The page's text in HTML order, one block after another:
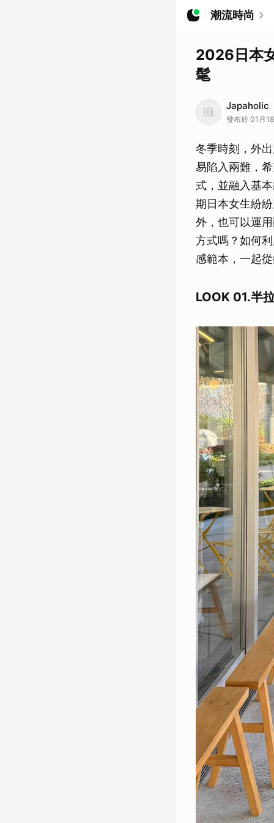
潮流時尚
2026日本
髦
Japaholic
發布於 01月
冬季時刻，外
易陷入兩難，
式，並融入基
期日本女生紛
外，也可以運
方式嗎？如何
感範本，一起
LOOK 01.半